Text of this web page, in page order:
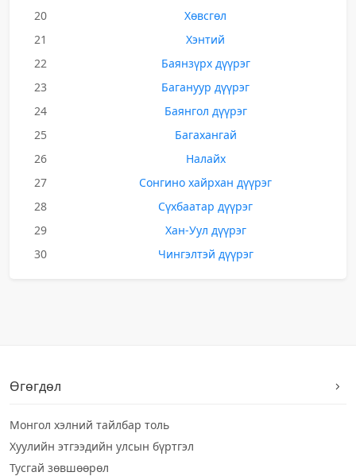
20
Хөвсгөл
21
Хэнтий
22
Баянзүрх дүүрэг
23
Багануур дүүрэг
24
Баянгол дүүрэг
25
Багахангай
26
Налайх
27
Сонгино хайрхан дүүрэг
28
Сүхбаатар дүүрэг
29
Хан-Уул дүүрэг
30
Чингэлтэй дүүрэг
Өгөгдөл
Монгол хэлний тайлбар толь
Хуулийн этгээдийн улсын бүртгэл
Тусгай зөвшөөрөл